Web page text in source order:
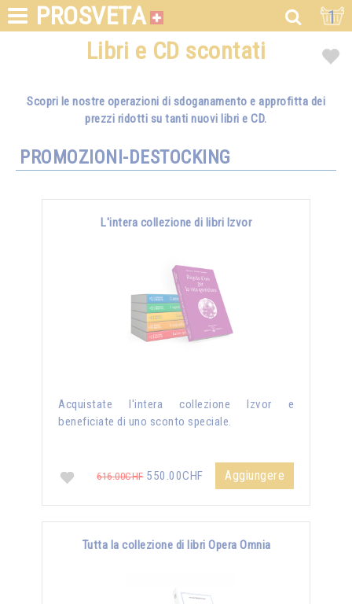
PROSVETA 1
Libri e CD scontati
Scopri le nostre operazioni di sdoganamento e approfitta dei
prezzi ridotti su tanti nuovi libri e CD.
PROMOZIONI-DESTOCKING
L'intera collezione di libri Izvor
Acquistate l'intera collezione Izvor e
beneficiate di uno sconto speciale.
616.00CHF550.00CHF Aggiungere
Tutta la collezione di libri Opera Omnia